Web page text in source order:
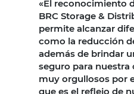
«El reconocimiento
BRC Storage &
permite alcanzar
como la reducción
además de brindar
seguro para nuestra
muy orgullosos por
que es el reflejo de